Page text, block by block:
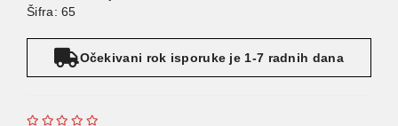
Šifra: 65
Očekivani rok isporuke je 1-7 radnih dana